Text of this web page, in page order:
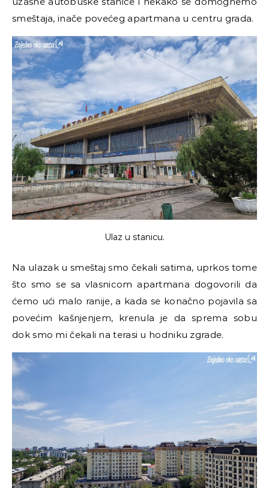
smeštaja, inače povećeg apartmana u centru grada.
Ulaz u stanicu.
Na ulazak u smeštaj smo čekali satima, uprkos tome
što smo se sa vlasnicom apartmana dogovorili da
ćemo ući malo ranije, a kada se konačno pojavila sa
povećim kašnjenjem, krenula je da sprema sobu
dok smo mi čekali na terasi u hodniku zgrade.